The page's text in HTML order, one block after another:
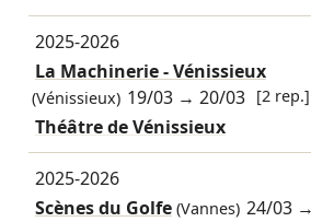
2025-2026
La Machinerie - Vénissieux
(Vénissieux) 19/03 →20/03 [2 rep.]
Théâtre de Vénissieux
2025-2026
Scènes du Golfe(Vannes) 24/03